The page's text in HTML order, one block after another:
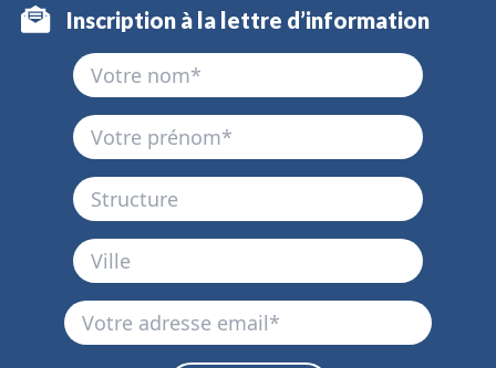
Inscription à la lettre d’information